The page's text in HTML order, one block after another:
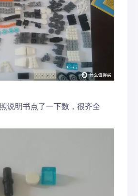
说明书点了一下数，很齐全